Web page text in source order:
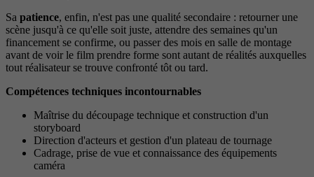
Sa patience, enfin, n'est pas une qualité secondaire : retourner une
scène jusqu'à ce qu'elle soit juste, attendre des semaines qu'un
financement se confirme, ou passer des mois en salle de montage
avant de voir le film prendre forme sont autant de réalités auxquelles
tout réalisateur se trouve confronté tôt ou tard.
Compétences techniques incontournables
Maîtrise du découpage technique et construction d'un
storyboard
Direction d'acteurs et gestion d'un plateau de tournage
Cadrage, prise de vue et connaissance des équipements
caméra